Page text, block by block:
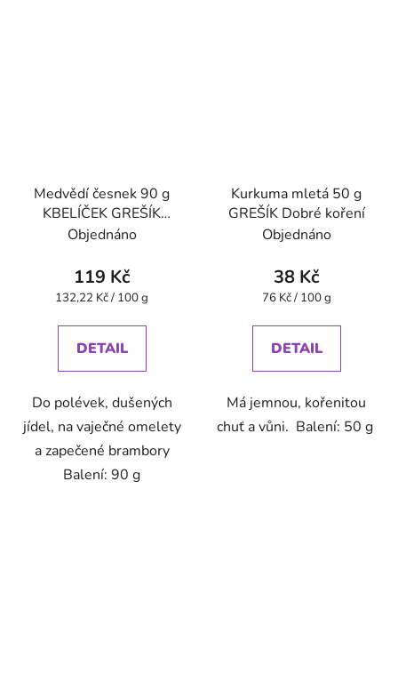
Medvědí česnek 90 g
KBELÍČEK GREŠÍK
Dobré koření
Objednáno
119 Kč
Měrná
132,22 Kč / 100 g
DETAIL
Do polévek, dušených
jídel, na vaječné omelety
a zapečené brambory
Balení: 90 g
Kurkuma mletá 50 g
GREŠÍK Dobré koření
Objednáno
38 Kč
Měrná
76 Kč / 100 g
DETAIL
Má jemnou, kořenitou
chuť a vůni. Balení: 50 g